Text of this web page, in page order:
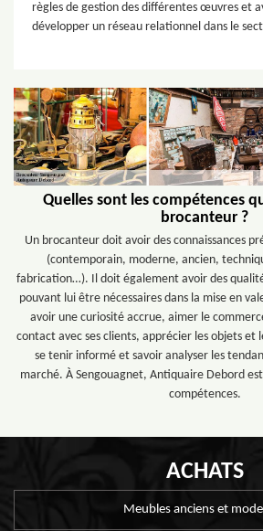
règles de gestion des différentes œuvres et
développer un réseau relationnel dans le
Quelles sont les compétences
brocanteur ?
Un brocanteur doit avoir des connaissances
(contemporain, moderne, ancien,
fabrication…). Il doit également avoir des
pouvant lui être nécessaires dans la mise en
avoir une curiosité accrue, aimer le
contact avec ses clients, apprécier les objets
se tenir informé et savoir analyser les
marché. À Sengouagnet, Antiquaire Debord
compétences.
ACHATS
Meubles anciens et